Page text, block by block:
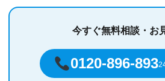
今すぐ無料相談・お
0120-896-893